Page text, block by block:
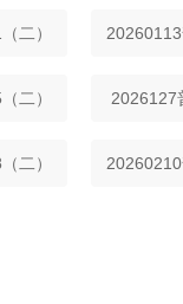
二）
二） 2026127
二）